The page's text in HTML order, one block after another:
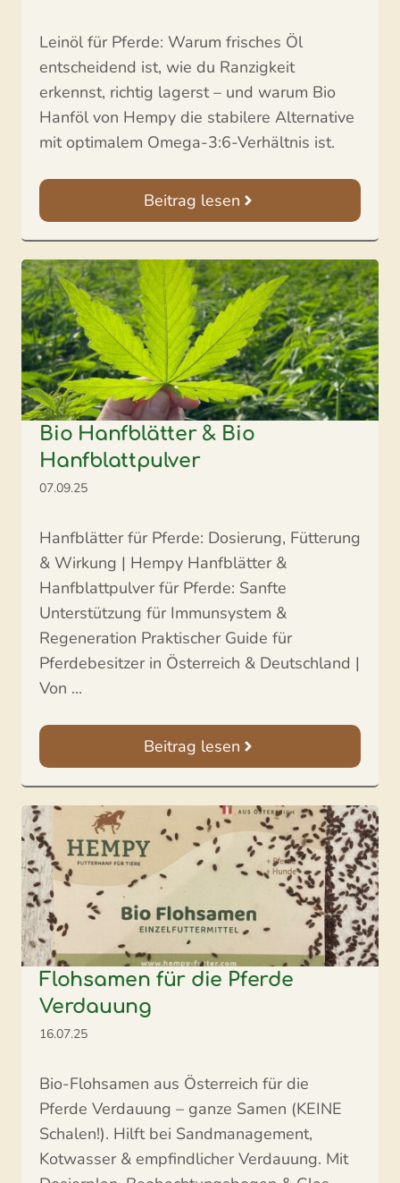
Leinöl für Pferde: Warum frisches Öl
entscheidend ist, wie du Ranzigkeit
erkennst, richtig lagerst – und warum Bio
Hanföl von Hempy die stabilere Alternative
mit optimalem Omega-3:6-Verhältnis ist.
Beitrag lesen
Bio Hanfblätter & Bio
Hanfblattpulver
07.09.25
Hanfblätter für Pferde: Dosierung, Fütterung
& Wirkung | Hempy Hanfblätter &
Hanfblattpulver für Pferde: Sanfte
Unterstützung für Immunsystem &
Regeneration Praktischer Guide für
Pferdebesitzer in Österreich & Deutschland |
Von ...
Beitrag lesen
Flohsamen für die Pferde
Verdauung
16.07.25
Bio-Flohsamen aus Österreich für die
Pferde Verdauung – ganze Samen (KEINE
Schalen!). Hilft bei Sandmanagement,
Kotwasser & empfindlicher Verdauung. Mit